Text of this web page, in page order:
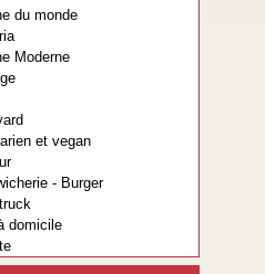
du monde
Moderne
et vegan
- Burger
domicile